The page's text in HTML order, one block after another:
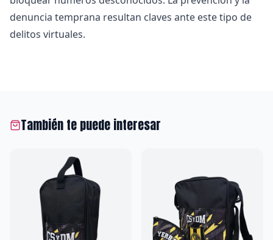
denuncia temprana resultan claves ante este tipo de
delitos virtuales.
También te puede interesar